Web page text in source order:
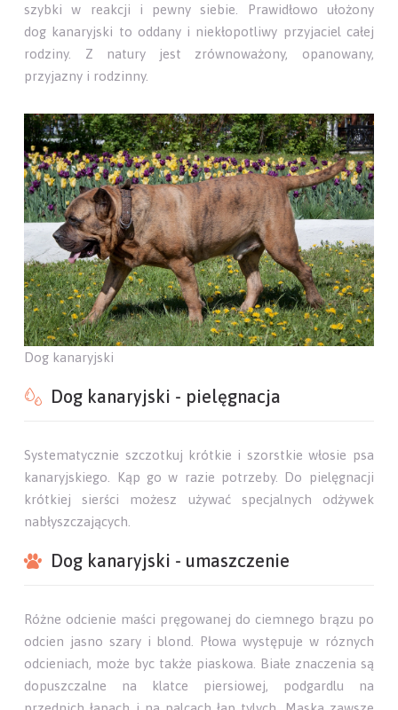
szybki w reakcji i pewny siebie. Prawidłowo ułożony
dog kanaryjski to oddany i niekłopotliwy przyjaciel całej
rodziny. Z natury jest zrównoważony, opanowany,
przyjazny i rodzinny.
Dog kanaryjski
Dog kanaryjski - pielęgnacja
Systematycznie szczotkuj krótkie i szorstkie włosie psa
kanaryjskiego. Kąp go w razie potrzeby. Do pielęgnacji
krótkiej sierści możesz używać specjalnych odżywek
nabłyszczających.
Dog kanaryjski - umaszczenie
Różne odcienie maści pręgowanej do ciemnego brązu po
odcien jasno szary i blond. Płowa występuje w róznych
odcieniach, może byc także piaskowa. Białe znaczenia są
dopuszczalne na klatce piersiowej, podgardlu na